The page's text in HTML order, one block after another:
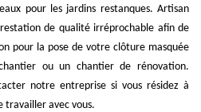
pour les jardins restanques. Artisan
de qualité irréprochable afin de
pour la pose de votre clôture masquée
ou un chantier de rénovation.
notre entreprise si vous résidez à
travailler avec vous.